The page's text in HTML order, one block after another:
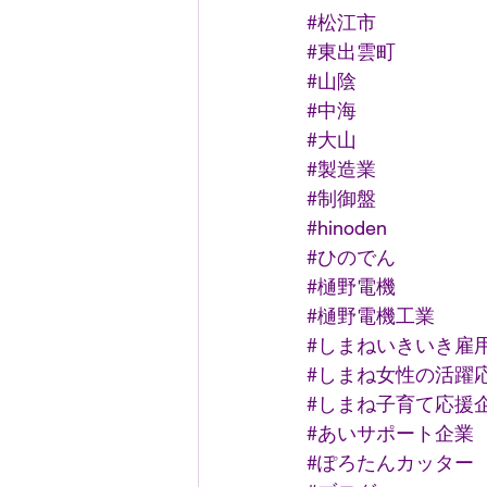
#松江市
#東出雲町
#山陰
#中海
#大山
#製造業
#制御盤
#hinoden
#ひのでん
#樋野電機
#樋野電機工業
#しまねいきいき雇
#しまね女性の活躍
#しまね子育て応援
#あいサポート企業
#ぽろたんカッター